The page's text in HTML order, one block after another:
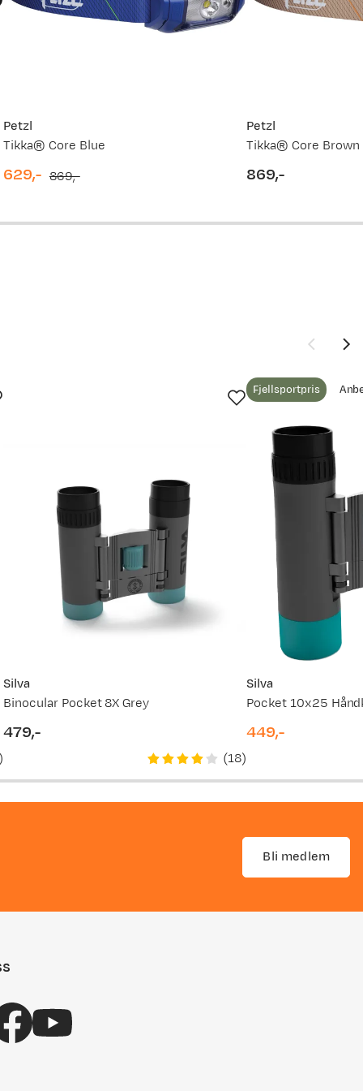
Petzl
Tikka® Core Blue
629,- 869,-
Petzl
Tikka® Core Brown
869,-
Silva
Binocular Pocket 8X Grey
479,-
(18)
Silva
Fjellsportpris
449,-
Bli medlem